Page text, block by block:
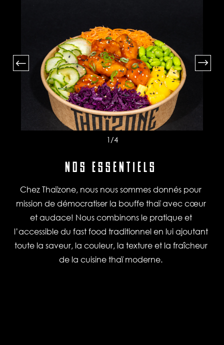
1 /4
NOS ESSENTIELS
Chez Thaïzone, nous nous sommes donnés pour
mission de démocratiser la bouffe thaï avec cœur
et audace! Nous combinons le pratique et
l’accessible du fast food traditionnel en lui ajoutant
toute la saveur, la couleur, la texture et la fraîcheur
de la cuisine thaï moderne.